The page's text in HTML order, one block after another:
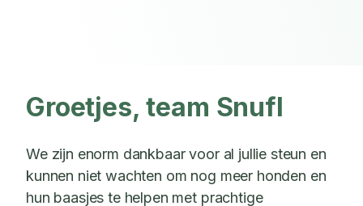
Groetjes, team Snufl
We zijn enorm dankbaar voor al jullie steun en
kunnen niet wachten om nog meer honden en
hun baasjes te helpen met prachtige